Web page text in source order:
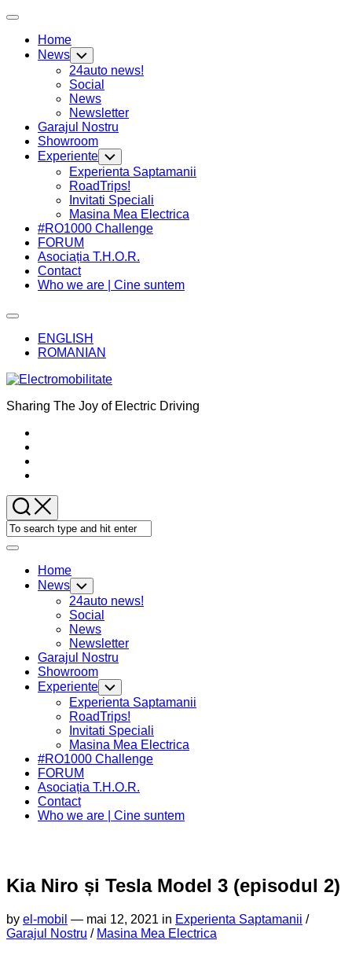
Skip
content
Expand
Home
News Toggle
Child
Menu
24auto news!
Social
News
Newsletter
Current
Page
Parent
Garajul Nostru
Showroom
Experiente Toggle
Child
Menu
Current
Page
Parent
Experienta Saptamanii
RoadTrips!
Invitati Speciali
Current
Page
Parent
Masina Mea Electrica
#RO1000 Challenge
FORUM
Asociația T.H.O.R.
Contact
Who we are | Cine suntem
Expand
ENGLISH
ROMANIAN
Sharing The Joy of Electric Driving
Expand
Home
News Toggle
Child
Menu
24auto news!
Social
News
Newsletter
Current
Page
Parent
Garajul Nostru
Showroom
Experiente Toggle
Child
Menu
Current
Page
Parent
Experienta Saptamanii
RoadTrips!
Invitati Speciali
Current
Page
Parent
Masina Mea Electrica
#RO1000 Challenge
FORUM
Asociația T.H.O.R.
Contact
Who we are | Cine suntem
Kia Niro și Tesla Model 3 (episodul 2)
by el-mobil — mai 12, 2021 in Experienta Saptamanii /
Garajul Nostru / Masina Mea Electrica